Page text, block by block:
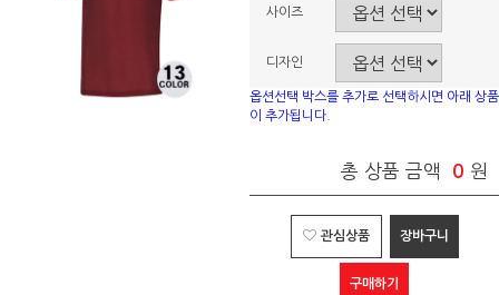
사이즈
디자인
옵션선택 박스를 추가로 선택하시면 아래 상품
이 추가됩니다.
총 상품 금액 0 원
관심상품 장바구니
구매하기